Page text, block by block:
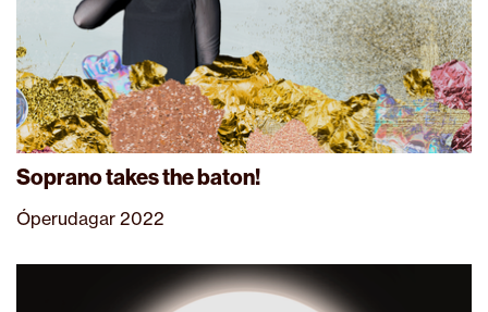
Soprano takes the baton!
Óperudagar 2022